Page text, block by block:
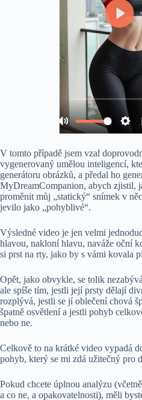
V tomto případě jsem vzal
vygenerovaný umělou inteligencí,
generátoru obrázků, a předal ho
MyDreamCompanion, abych zjistil,
proměnit můj „statický“ snímek v
jevilo jako „pohyblivé“.
Výsledné video je jen velmi
hlavou, nakloní hlavu, naváže oční
si prst na rty, jako by s vámi kovala
Opět, jako obvykle, se tolik
ale spíše tím, jestli její prsty dělají
rozplývá, jestli se jí oblečení chová
špatně osvětlení a jestli pohyb
nebo ne.
Celkově to na krátké video vypadá
pohyb, který se mi zdá užitečný pro
Pokud chcete úplnou analýzu
a co ne, a opakovatelnosti), měli